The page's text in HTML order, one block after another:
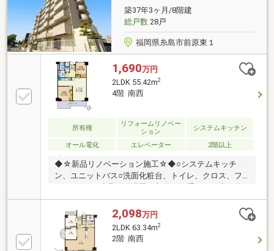
前原中学校徒歩約16分・ドラッグストアモリ浦志店徒
歩約2分・マックスバリュ前原店徒歩約7分・セブンイ
レブン糸島伊都の杜店徒歩約1分
築37年3ヶ月/8階建
総戸数28戸
福岡県糸島市前原東１
1,690万円
2LDK 55.42m2
4階 南西
所有権
リフォームリノベー
ション
システムキッチン
オール電化 エレベーター 2階以上
◆☆新品リノベーション施工☆◆○システムキッチ
ン、ユニットバス○洗面化粧台、トイレ、クロス、フ
件の特徴はコチラ☆◆〇前原小学校・前原西中学校〇
ＪＲ「筑前前原」駅 徒歩７分○３ＤＫ⇒２ＬＤＫへ
設計変更〇リノベーション仕様・アフター保証〇洋室
２部屋・全居室フローリング〇浄水器・浴室乾燥機・
照明・カーテン※内窓二重サッシ付き■ご見学・詳細は
2,098万円
2LDK 63.34m2
2階 南西